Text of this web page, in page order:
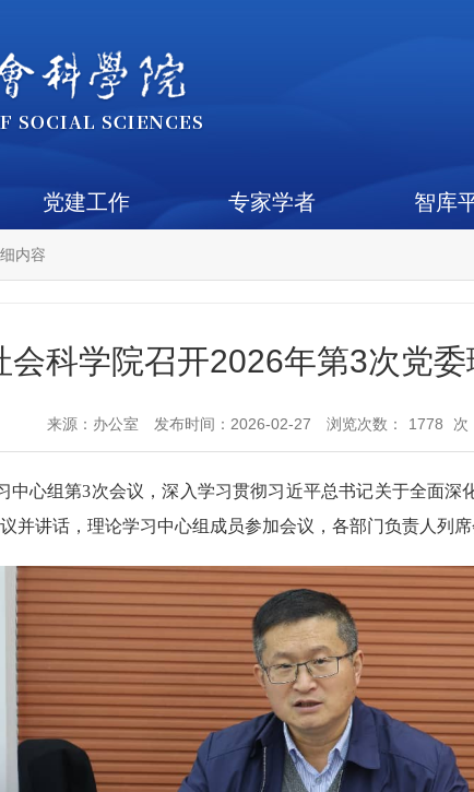
党建工作 专家学者 智库
内容
会科学院召开2026年第3次党
来源： 办公室 发布时间：2026-02-27 浏览次数： 1778 次
中心组第3次会议，深入学习贯彻习近平总书记关于全面
并讲话，理论学习中心组成员参加会议，各部门负责人列席